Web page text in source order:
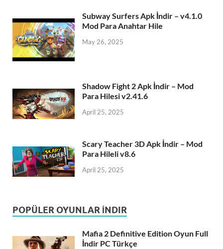
Subway Surfers Apk İndir – v4.1.0
Mod Para Anahtar Hile
May 26, 2025
Shadow Fight 2 Apk İndir – Mod
Para Hilesi v2.41.6
April 25, 2025
Scary Teacher 3D Apk İndir – Mod
Para Hileli v8.6
April 25, 2025
POPÜLER OYUNLAR İNDIR
Mafia 2 Definitive Edition Oyun Full
İndir PC Türkçe